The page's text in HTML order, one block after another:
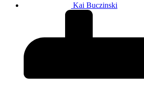
Kai Buczinski